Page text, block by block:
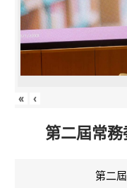
« ‹
第二屆常
第二